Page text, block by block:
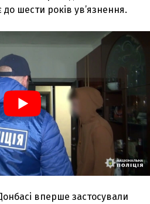
шести років ув’язнення.
вперше застосували